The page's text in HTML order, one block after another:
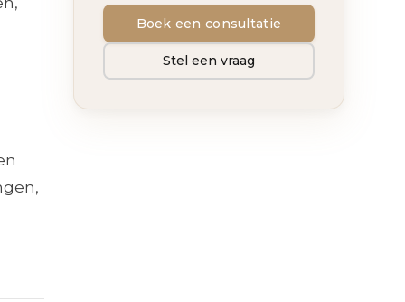
Boek een consultatie
Stel een vraag